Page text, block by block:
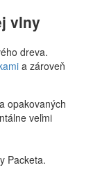
vlny
dreva.
a zároveň
opakovaných
veľmi
Packeta.